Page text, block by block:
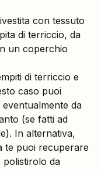
con tessuto
di terriccio, da
un coperchio
di terriccio e
caso puoi
da
(se fatti ad
In alternativa,
te puoi recuperare
polistirolo da